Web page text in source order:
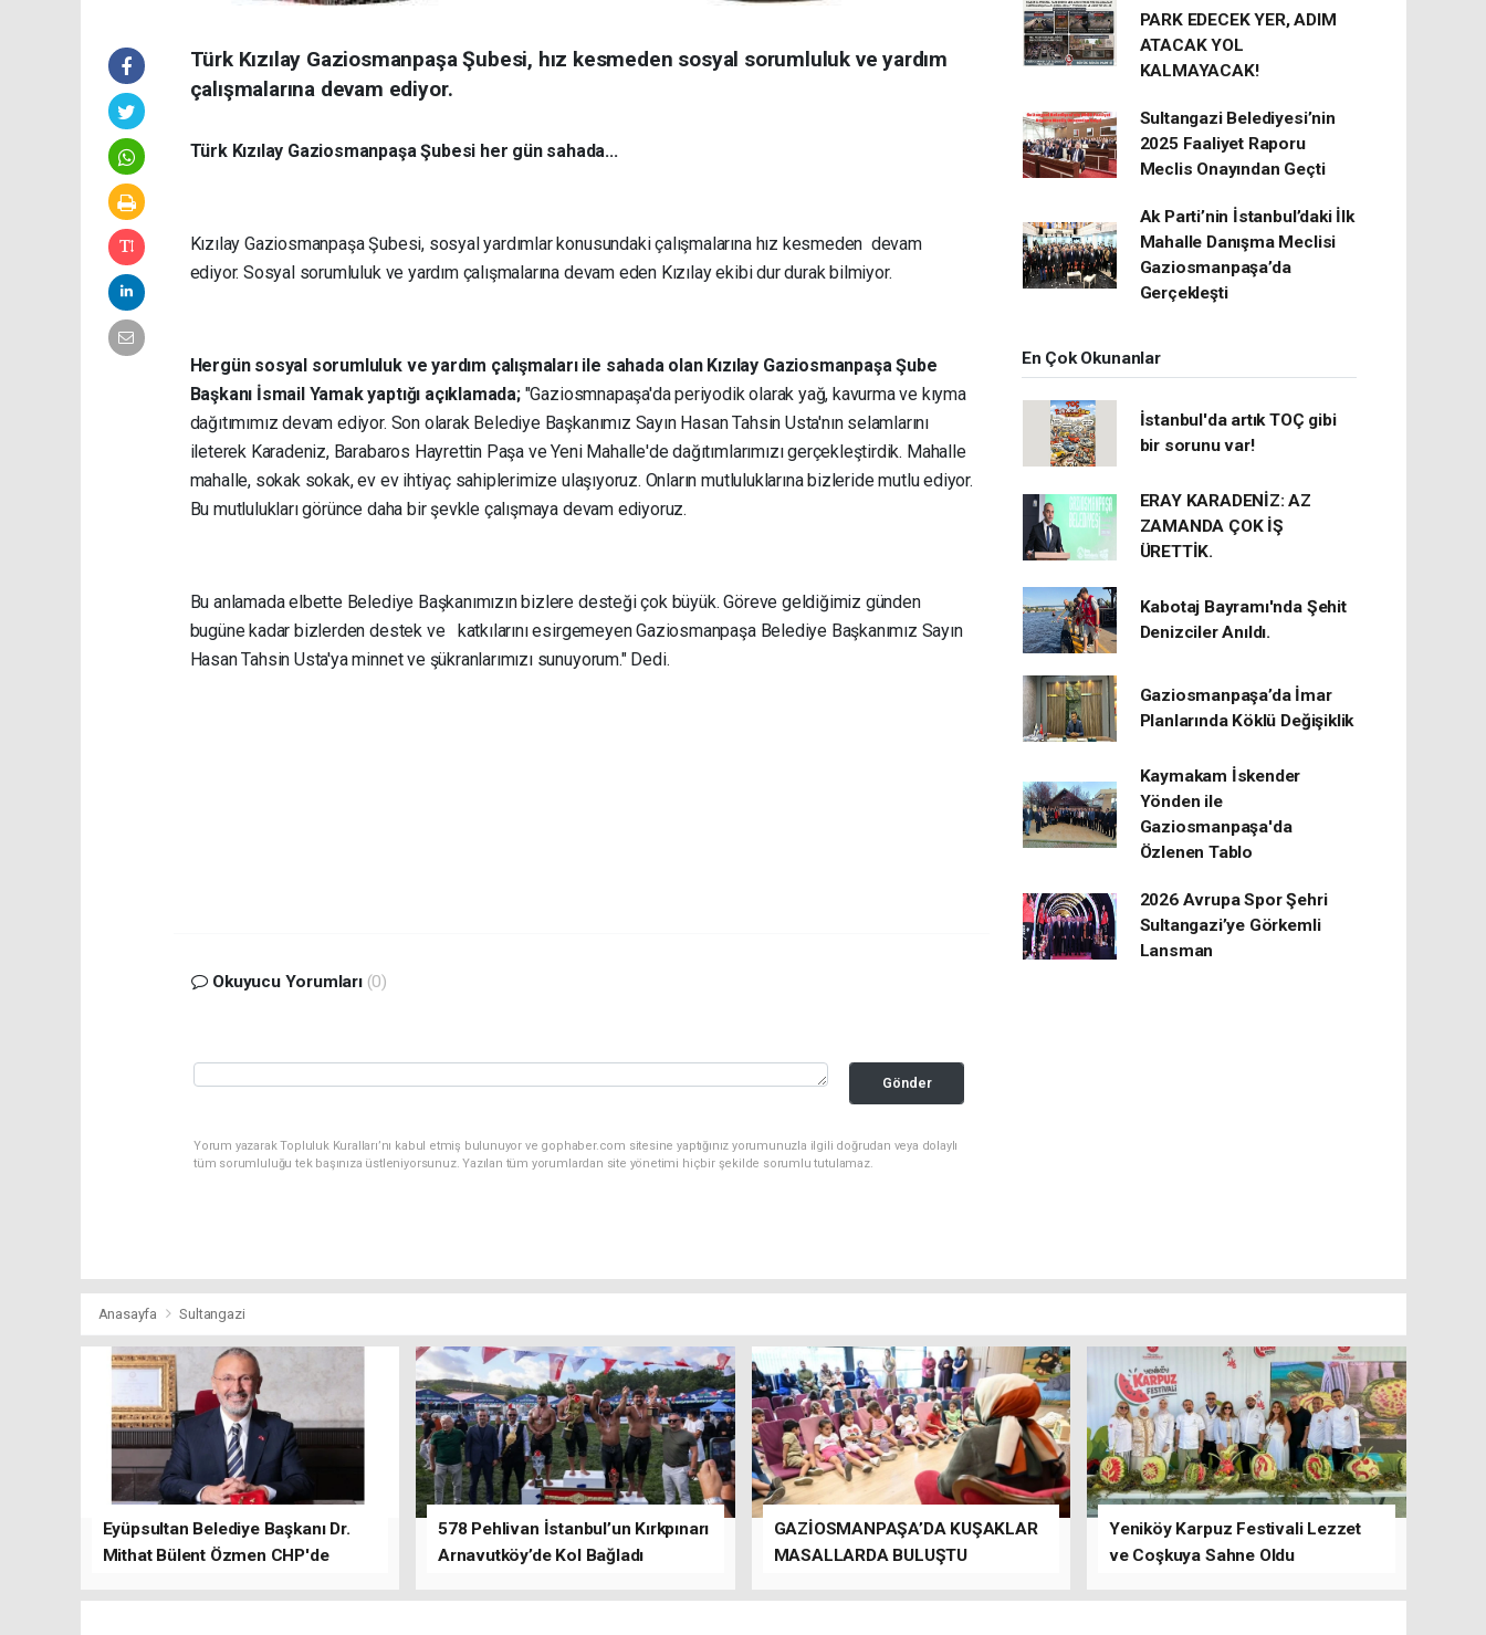
Türk Kızılay Gaziosmanpaşa Şubesi, hız kesmeden sosyal sorumluluk ve yardım
çalışmalarına devam ediyor.
Türk Kızılay Gaziosmanpaşa Şubesi her gün sahada...
Kızılay Gaziosmanpaşa Şubesi, sosyal yardımlar konusundaki çalışmalarına hız kesmeden devam
ediyor. Sosyal sorumluluk ve yardım çalışmalarına devam eden Kızılay ekibi dur durak bilmiyor.
Hergün sosyal sorumluluk ve yardım çalışmaları ile sahada olan Kızılay Gaziosmanpaşa Şube
Başkanı İsmail Yamak yaptığı açıklamada; "Gaziosmnapaşa'da periyodik olarak yağ, kavurma ve kıyma
dağıtımımız devam ediyor. Son olarak Belediye Başkanımız Sayın Hasan Tahsin Usta'nın selamlarını
ileterek Karadeniz, Barabaros Hayrettin Paşa ve Yeni Mahalle'de dağıtımlarımızı gerçekleştirdik. Mahalle
mahalle, sokak sokak, ev ev ihtiyaç sahiplerimize ulaşıyoruz. Onların mutluluklarına bizleride mutlu ediyor.
Bu mutlulukları görünce daha bir şevkle çalışmaya devam ediyoruz.
Bu anlamada elbette Belediye Başkanımızın bizlere desteği çok büyük. Göreve geldiğimiz günden
bugüne kadar bizlerden destek ve katkılarını esirgemeyen Gaziosmanpaşa Belediye Başkanımız Sayın
Hasan Tahsin Usta'ya minnet ve şükranlarımızı sunuyorum." Dedi.
Okuyucu Yorumları (0)
Gönder
Yorum yazarak Topluluk Kuralları’nı kabul etmiş bulunuyor ve gophaber.com sitesine yaptığınız yorumunuzla ilgili doğrudan veya dolaylı
tüm sorumluluğu tek başınıza üstleniyorsunuz. Yazılan tüm yorumlardan site yönetimi hiçbir şekilde sorumlu tutulamaz.
PARK EDECEK YER, ADIM
ATACAK YOL
KALMAYACAK!
Sultangazi Belediyesi’nin
2025 Faaliyet Raporu
Meclis Onayından Geçti
Ak Parti’nin İstanbul’daki İlk
Mahalle Danışma Meclisi
Gaziosmanpaşa’da
Gerçekleşti
En Çok Okunanlar
İstanbul'da artık TOÇ gibi
bir sorunu var!
ERAY KARADENİZ: AZ
ZAMANDA ÇOK İŞ
ÜRETTİK.
Kabotaj Bayramı'nda Şehit
Denizciler Anıldı.
Gaziosmanpaşa’da İmar
Planlarında Köklü Değişiklik
Kaymakam İskender
Yönden ile
Gaziosmanpaşa'da
Özlenen Tablo
2026 Avrupa Spor Şehri
Sultangazi’ye Görkemli
Lansman
Anasayfa Sultangazi
Eyüpsultan Belediye Başkanı Dr.
Mithat Bülent Özmen CHP'de
578 Pehlivan İstanbul’un Kırkpınarı
Arnavutköy’de Kol Bağladı
GAZİOSMANPAŞA’DA KUŞAKLAR
MASALLARDA BULUŞTU
Yeniköy Karpuz Festivali Lezzet
ve Coşkuya Sahne Oldu